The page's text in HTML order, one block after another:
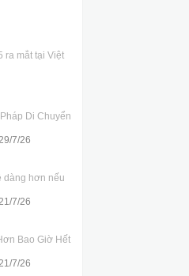
ra mắt tại Việt
Di Chuyển
7/26
dàng hơn nếu
7/26
Bao Giờ Hết
21/7/26